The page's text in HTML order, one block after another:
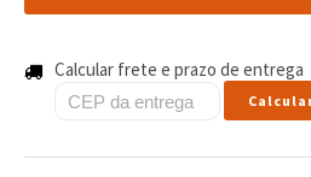
Calcular frete e prazo de entrega